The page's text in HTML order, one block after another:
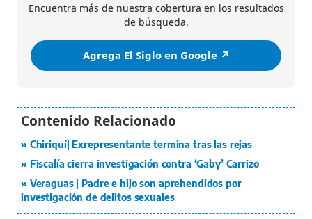
Encuentra más de nuestra cobertura en los resultados
de búsqueda.
Agrega El Siglo en Google ↗️
Chiriquí| Exrepresentante termina tras las rejas
Fiscalía cierra investigación contra ‘Gaby’ Carrizo
Veraguas | Padre e hijo son aprehendidos por
investigación de delitos sexuales